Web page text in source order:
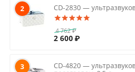
2 CD-2830 —
4 762₽
2 600 ₽
3
CD-4820 —